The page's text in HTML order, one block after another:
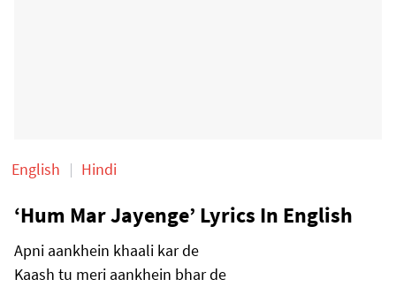
English Hindi
‘Hum Mar Jayenge’ Lyrics In English
Apni aankhein khaali kar de
Kaash tu meri aankhein bhar de